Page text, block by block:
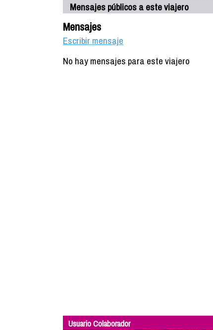
Mensajes públicos a este viajero
Mensajes
Escribir mensaje
No hay mensajes para este viajero
Usuario Colaborador